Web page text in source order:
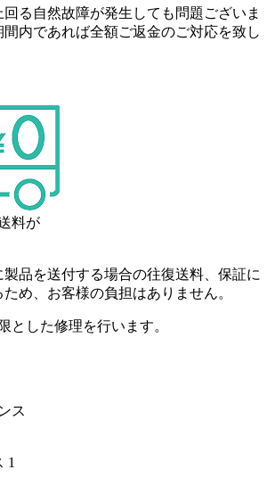
る自然故障が発生しても問題ございま
内であれば全額ご返金のご対応を致し
料が
品を送付する場合の往復送料、保証に
め、お客様の負担はありません。
とした修理を行います。
ス
1